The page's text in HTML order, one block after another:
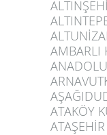
AMBARLI
ATAKÖY